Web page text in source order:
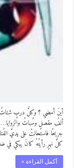
أينَ أمضي ؟ وكلُّ دربٍ شتاتُ،
ألفُ مقصلٍ وسُباتُ والزوايا…
جريحًا فاستحالتْ على يديَّ
كلُّ نهرٍ رأيتُهُ كانَ يبكي
أكمل القراءة »